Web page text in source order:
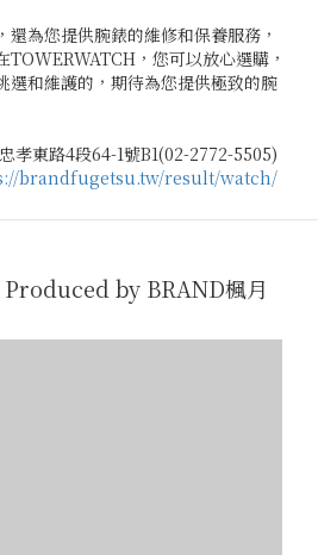
為您提供腕錶的維修和保養服務，
，您可以放心選購，
選和維護的，期待為您提供極致的腕
孝東路4段64-1號B1(02-2772-5505)
brandfugetsu.tw/result/watch/
by BRAND楓月